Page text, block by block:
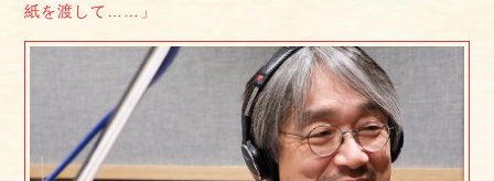
紙を渡して……」